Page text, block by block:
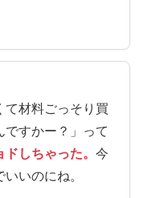
て材料ごっそり買
ですかー？」って
しちゃった。 今
いのにね。